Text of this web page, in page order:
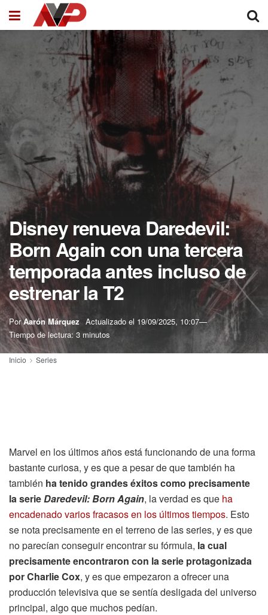
Disney renueva Daredevil:
Born Again con una tercera
temporada antes incluso de
estrenar la T2
Por Aarón Márquez Actualizado el 19/09/2025, 10:07
Tiempo de lectura: 3 minutos
Inicio Series
Marvel en los últimos años está funcionando de una forma
bastante curiosa, y es que a pesar de que también ha
también ha tenido grandes éxitos como precisamente
la serieDaredevil: Born Again, la verdad es que ha
encadenado varios fracasos en los últimos tiempos. Esto
se nota precisamente en el terreno de las series, y es que
no parecían conseguir encontrar su fórmula, la cual
precisamente encontraron con la serie protagonizada
por Charlie Cox, y es que empezaron a ofrecer una
producción televisiva que se sentía desligada del universo
principal, algo que muchos pedían.